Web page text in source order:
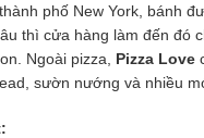
phố New York, bánh
thì cửa hàng làm đến đó
Ngoài pizza, Pizza Love
sườn nướng và nhiều